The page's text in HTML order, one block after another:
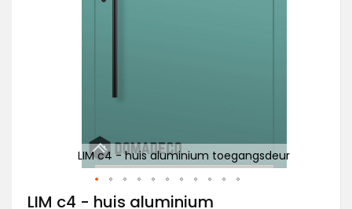
LIM c4 - huis aluminium toegangsdeur
Ga
LIM c4 - huis aluminium